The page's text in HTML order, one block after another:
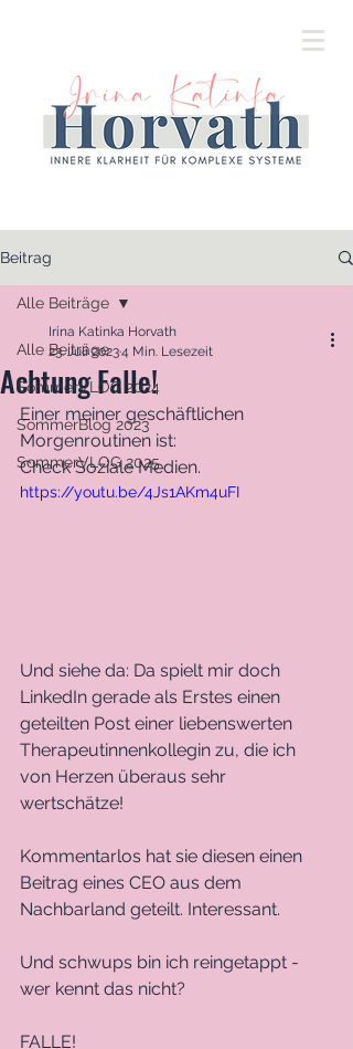
Beitrag
Alle Beiträge
SommerVLOG 2024
SommerBlog 2023
SommerVLOG 2025
Alle Beiträge
Achtung Falle!
Irina Katinka Horvath
23. Juli 20234 Min. Lesezeit
Einer meiner geschäftlichen
Morgenroutinen ist:
Check Soziale Medien.
https://youtu.be/4Js1AKm4uFI
Und siehe da: Da spielt mir doch
LinkedIn gerade als Erstes einen
geteilten Post einer liebenswerten
Therapeutinnenkollegin zu, die ich
von Herzen überaus sehr
wertschätze!
Kommentarlos hat sie diesen einen
Beitrag eines CEO aus dem
Nachbarland geteilt. Interessant.
Und schwups bin ich reingetappt -
wer kennt das nicht?
FALLE!